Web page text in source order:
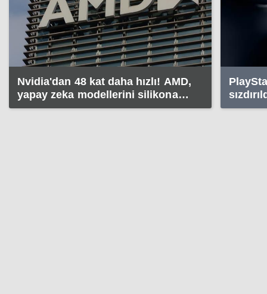
Nvidia'dan 48 kat daha hızlı! AMD,
yapay zeka modellerini silikona
taşıyor